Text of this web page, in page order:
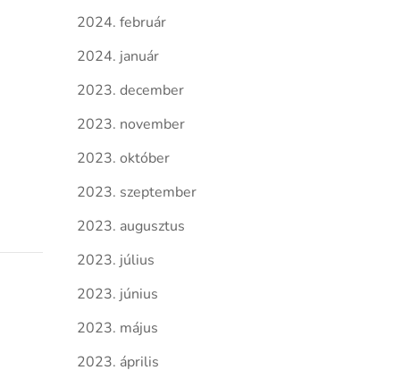
2024. február
2024. január
2023. december
2023. november
2023. október
2023. szeptember
2023. augusztus
2023. július
2023. június
2023. május
2023. április